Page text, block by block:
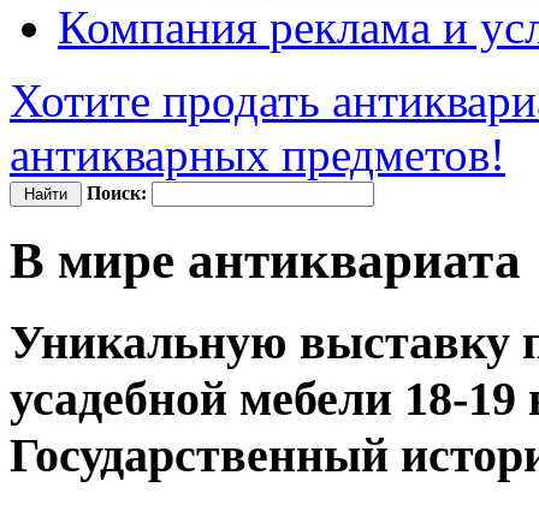
Компания реклама и
Хотите продать
антикварных предметов!
Поиск:
В мире антиквариата
Уникальную выставку
усадебной мебели 18-19
Государственный